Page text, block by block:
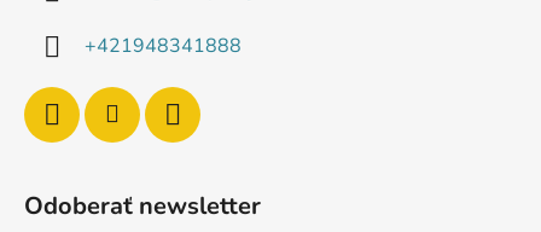
+421948341888
Odoberať newsletter